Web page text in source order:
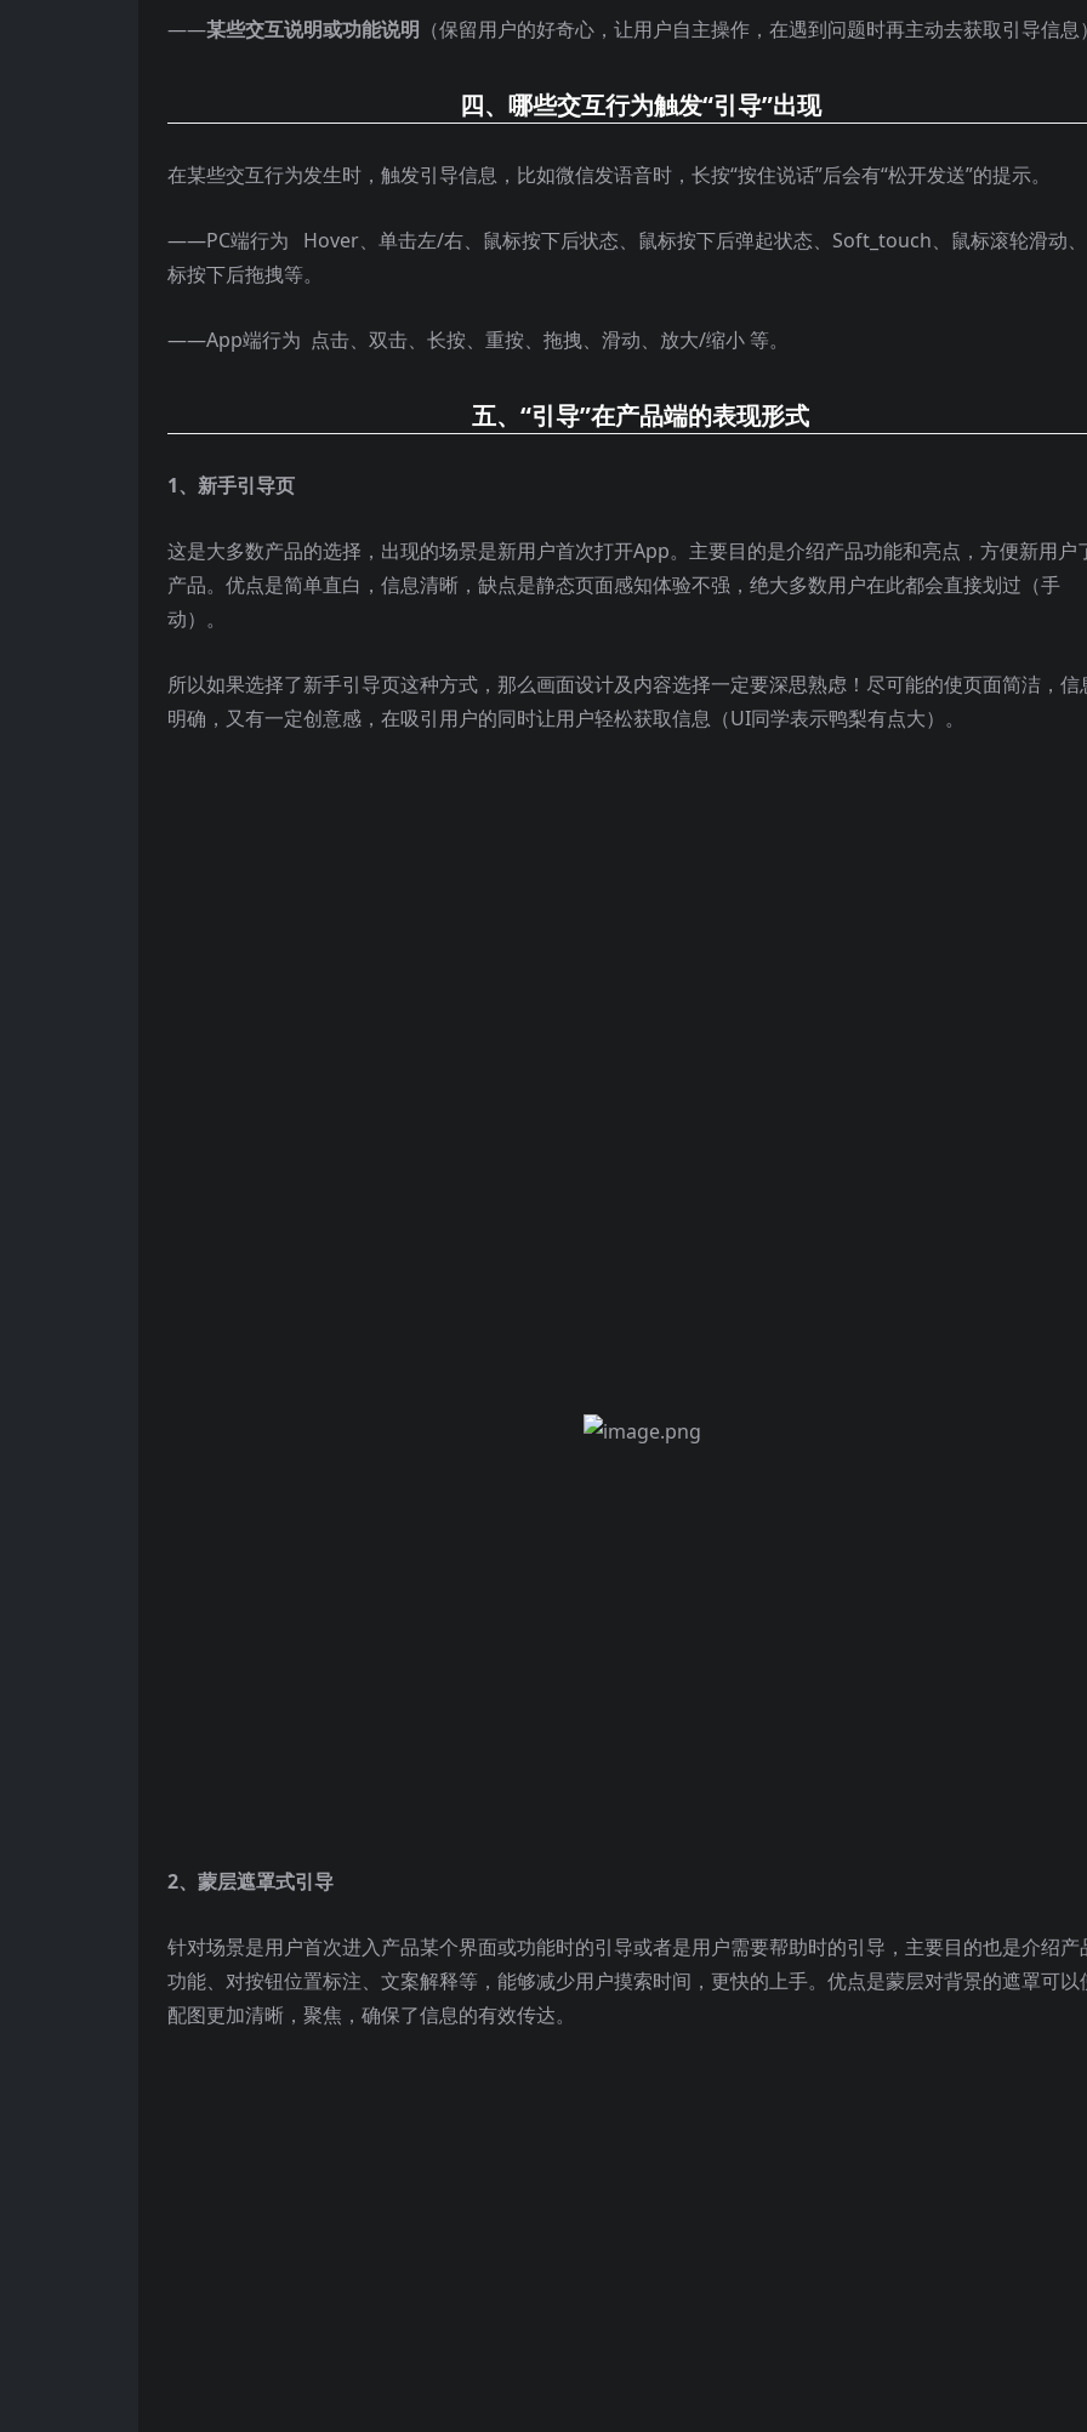
——某些交互说明或功能说明 （保留用户的好奇心，让用户自主操作，在遇到问题时再主动去获取引导信息
四、哪些交互行为触发“引导”出现
在某些交互行为发生时，触发引导信息，比如微信发语音时，长按“按住说话”后会有“松开发送”的提示。
——PC端行为 Hover、单击左/右、鼠标按下后状态、鼠标按下后弹起状态、Soft_touch、鼠标滚轮滑动
标按下后拖拽等。
——App端行为 点击、双击、长按、重按、拖拽、滑动、放大/缩小 等。
五、“引导”在产品端的表现形式
1、新手引导页
这是大多数产品的选择，出现的场景是新用户首次打开App。主要目的是介绍产品功能和亮点，方便新用户
产品。优点是简单直白，信息清晰，缺点是静态页面感知体验不强，绝大多数用户在此都会直接划过（手
动）。
所以如果选择了新手引导页这种方式，那么画面设计及内容选择一定要深思熟虑！尽可能的使页面简洁，信
明确，又有一定创意感，在吸引用户的同时让用户轻松获取信息（UI同学表示鸭梨有点大）。
2、蒙层遮罩式引导
针对场景是用户首次进入产品某个界面或功能时的引导或者是用户需要帮助时的引导，主要目的也是介绍产
功能、对按钮位置标注、文案解释等，能够减少用户摸索时间，更快的上手。优点是蒙层对背景的遮罩可以
配图更加清晰，聚焦，确保了信息的有效传达。